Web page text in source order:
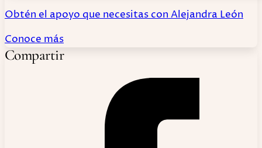
Obtén el apoyo que necesitas con Alejandra León
Conoce más
Compartir